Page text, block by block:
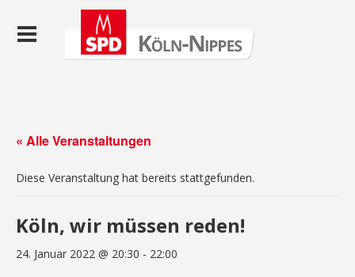
« Alle Veranstaltungen
Diese Veranstaltung hat bereits stattgefunden.
Köln, wir müssen reden!
24. Januar 2022 @ 20:30 - 22:00